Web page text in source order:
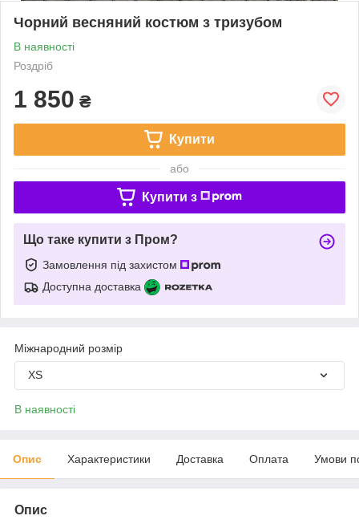
Чорний весняний костюм з тризубом
В наявності
Роздріб
1 850 ₴
Купити
або
Купити з
Що таке купити з Пром?
Замовлення під захистом
Доступна доставка
Міжнародний розмір
XS
В наявності
Опис Характеристики Доставка Оплата Умови
Опис